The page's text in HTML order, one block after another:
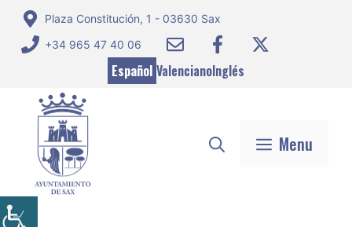
Saltar
contenido
Plaza Constitución, 1 - 03630 Sax
+34 965 47 40 06
Español ValencianoInglés
Menu